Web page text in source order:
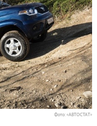
Фото: «АВТОСТАТ»